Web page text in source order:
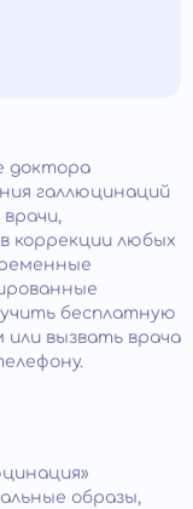
доктора
галлюцинаций
коррекции любых
бесплатную
или вызвать врача
образы,